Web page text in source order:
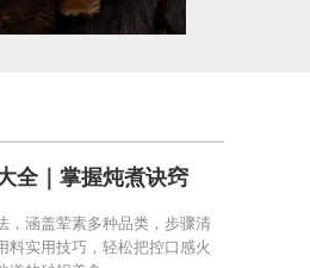
全｜掌握炖煮诀窍
，涵盖荤素多种品类，步骤清
料实用技巧，轻松把控口感火